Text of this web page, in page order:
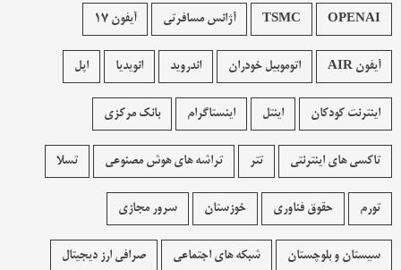
OPENAI
TSMC آژانس مسافرتی آیفون 17
آیفون AIR اتوموبیل خودران اندروید انویدیا اپل
اینترنت کودکان اینتل اینستاگرام بانک مرکزی
تاکسی های اینترنتی تتر تراشه های هوش مصنوعی تسلا
تورم حقوق فناوری خوزستان سرور مجازی
سیستان و بلوچستان شبکه های اجتماعی صرافی ارز دیجیتال